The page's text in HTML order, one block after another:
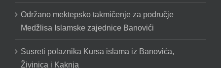
Održano mektepsko takmičenje za područje
Medžlisa Islamske zajednice Banovići
Susreti polaznika Kursa islama iz Banovića,
Živinica i Kaknja